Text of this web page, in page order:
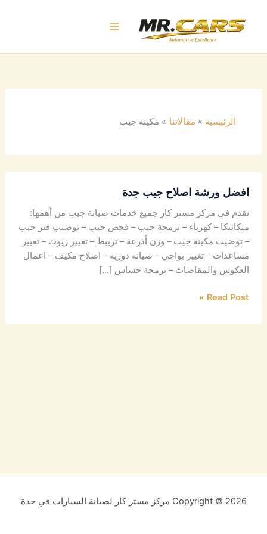
المحتوى
الرئيسية مقالاتنا مكينة جيب
افضل ورشة اصلاح جيب جدة
نقدم في مركز مستر كار جميع خدمات صيانة جيب من أهمها:
ميكانيكا – كهرباء – برمجة جيب – فحص جيب – توضيب قير جيب
– توضيب مكينة جيب – وزن أذرعة – تربيط – تغيير زيوت – تغيير
مساعدات – تغيير بواجي – صيانة دورية – اصلاح مكيف – اعمال
العكوس والمقاصات – برمجة حساس […]
Read Post »
Copyright © 2026 مركز مستر كار لصيانة السيارات في جدة